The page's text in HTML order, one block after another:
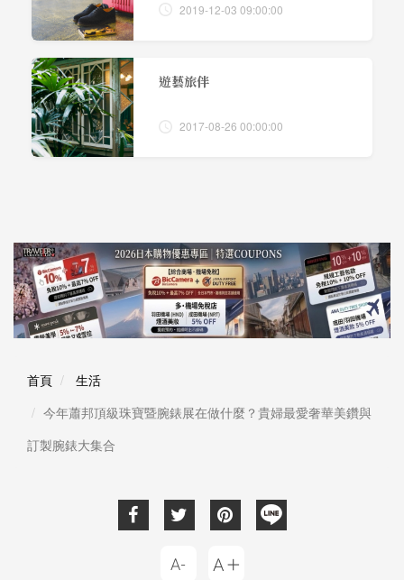
2019-12-03 09:00:00
遊藝旅伴
2017-08-26 00:00:00
首頁
生活
今年蕭邦頂級珠寶暨腕錶展在做什麼？貴婦最愛奢華美鑽與
訂製腕錶大集合